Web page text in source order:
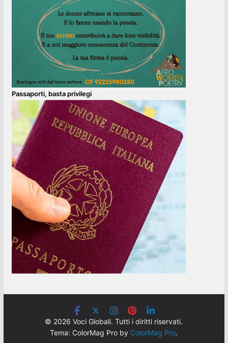
Passaporti, basta privilegi
© 2026 Voci Globali. Tutti i diritti riservati.
Tema: ColorMag Pro by ColorMag Pro.